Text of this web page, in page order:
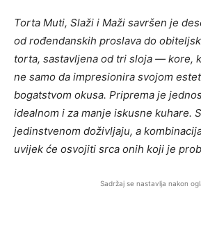
Torta Muti, Slaži i Maži savršen je
od rođendanskih proslava do
torta, sastavljena od tri sloja — kore,
ne samo da impresionira svojom
bogatstvom okusa. Priprema je
idealnom i za manje iskusne kuhare.
jedinstvenom doživljaju, a
uvijek će osvojiti srca onih koji je
Sadržaj se nastavlja nakon